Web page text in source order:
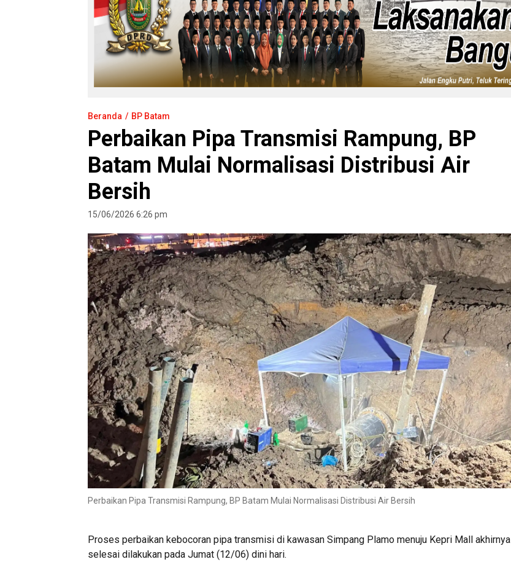
Beranda BP Batam
Perbaikan Pipa Transmisi Rampung, BP
Batam Mulai Normalisasi Distribusi Air
Bersih
15/06/2026 6:26 pm
Perbaikan Pipa Transmisi Rampung, BP Batam Mulai Normalisasi Distribusi Air Bersih
Proses perbaikan kebocoran pipa transmisi di kawasan Simpang Plamo menuju Kepri Mall akhirnya
selesai dilakukan pada Jumat (12/06) dini hari.